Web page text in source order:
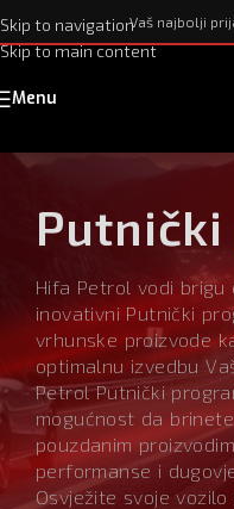
Skip to navigation
Skip to main content
Vaš najbolji
Menu
Hifa Petrol vodi brigu
inovativni Putnički
vrhunske proizvode
optimalnu izvedbu
Petrol Putnički
mogućnost da
pouzdanim
performanse i
Osvježite svoje